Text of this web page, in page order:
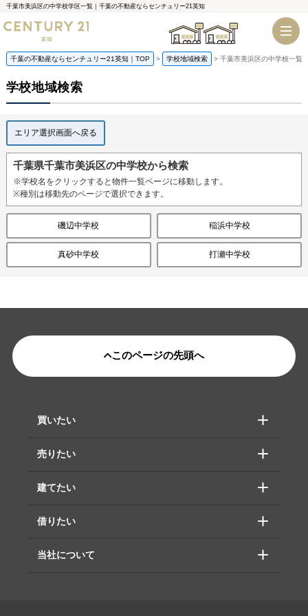
千葉市美浜区の中学校学区一覧｜千葉の不動産ならセンチュリー21英知
千葉店 船橋店
千葉の不動産ならセンチュリー21英知｜TOP 学校地域検索 千葉市美浜区の中学校一覧
学校地域検索
エリア選択画面へ戻る
千葉県千葉市美浜区の中学校から検索
※学校名をクリックすると物件一覧ページに移動します。
※種別は移動先のページで選択できます。
磯辺中学校 稲浜中学校
真砂中学校 打瀬中学校
このページの先頭へ
買いたい
売りたい
建てたい
借りたい
当社について